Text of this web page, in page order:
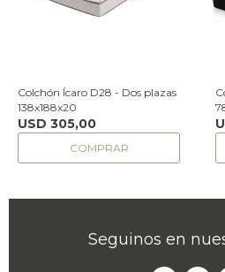
Colchón Ícaro D28 - Dos plazas
138x188x20
USD 305,00
Seguinos en